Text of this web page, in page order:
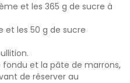
et les 365 g de sucre à
et les 50 g de sucre
et la pâte de marrons,
de réserver au